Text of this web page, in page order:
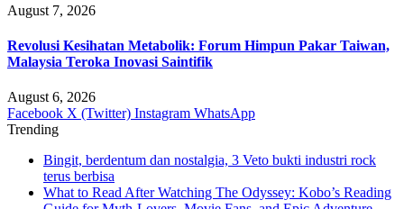
August 7, 2026
Revolusi Kesihatan Metabolik: Forum Himpun Pakar Taiwan,
Malaysia Teroka Inovasi Saintifik
August 6, 2026
Facebook X (Twitter) Instagram WhatsApp
Trending
Bingit, berdentum dan nostalgia, 3 Veto bukti industri rock
terus berbisa
What to Read After Watching The Odyssey: Kobo’s Reading